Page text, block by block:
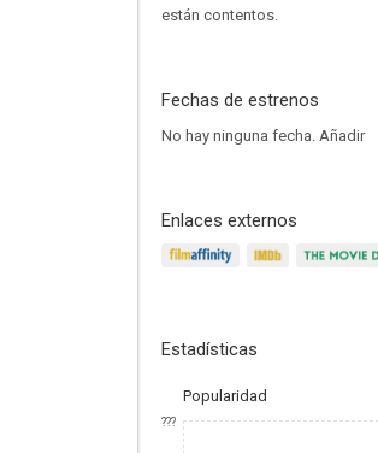
están contentos.
Fechas de estrenos
No hay ninguna fecha. Añadir
Enlaces externos
Estadísticas
Popularidad
???